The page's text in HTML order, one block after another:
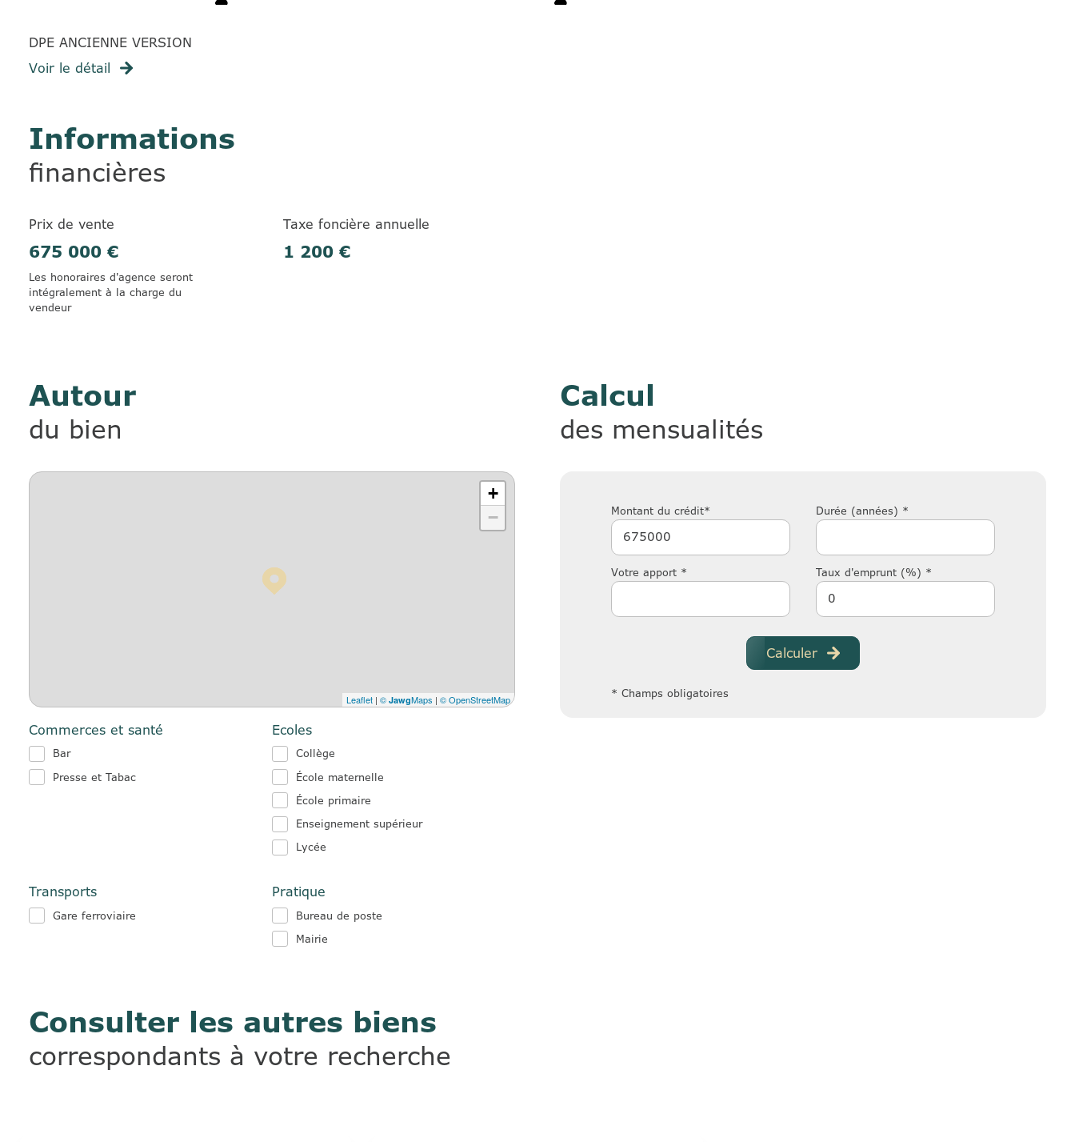
DPE ANCIENNE VERSION
Voir le détail
Informations
financières
Prix de vente
675 000 €
Les honoraires d'agence seront
intégralement à la charge du
vendeur
Taxe foncière annuelle
1 200 €
Autour
du bien
+
−
Leaflet | © JawgMaps | © OpenStreetMap
Commerces et santé
Bar
Presse et Tabac
Ecoles
Collège
École maternelle
École primaire
Enseignement supérieur
Lycée
Transports
Gare ferroviaire
Pratique
Bureau de poste
Mairie
Calcul
des mensualités
Montant du crédit* Durée (années) *
Votre apport * Taux d'emprunt (%) *
Calculer
* Champs obligatoires
Consulter les autres biens
correspondants à votre recherche